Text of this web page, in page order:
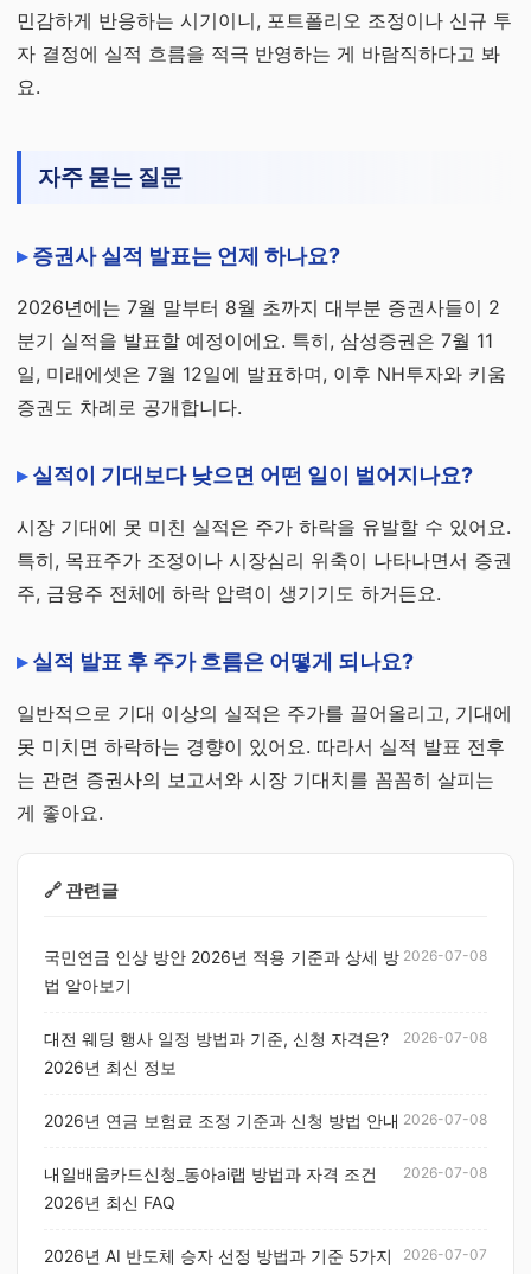
민감하게 반응하는 시기이니, 포트폴리오 조정이나 신규 투
자 결정에 실적 흐름을 적극 반영하는 게 바람직하다고 봐
요.
자주 묻는 질문
증권사 실적 발표는 언제 하나요?
2026년에는 7월 말부터 8월 초까지 대부분 증권사들이 2
분기 실적을 발표할 예정이에요. 특히, 삼성증권은 7월 11
일, 미래에셋은 7월 12일에 발표하며, 이후 NH투자와 키움
증권도 차례로 공개합니다.
실적이 기대보다 낮으면 어떤 일이 벌어지나요?
시장 기대에 못 미친 실적은 주가 하락을 유발할 수 있어요.
특히, 목표주가 조정이나 시장심리 위축이 나타나면서 증권
주, 금융주 전체에 하락 압력이 생기기도 하거든요.
실적 발표 후 주가 흐름은 어떻게 되나요?
일반적으로 기대 이상의 실적은 주가를 끌어올리고, 기대에
못 미치면 하락하는 경향이 있어요. 따라서 실적 발표 전후
는 관련 증권사의 보고서와 시장 기대치를 꼼꼼히 살피는
게 좋아요.
🔗 관련글
국민연금 인상 방안 2026년 적용 기준과 상세 방
법 알아보기
2026-07-08
대전 웨딩 행사 일정 방법과 기준, 신청 자격은?
2026년 최신 정보
2026-07-08
2026년 연금 보험료 조정 기준과 신청 방법 안내 2026-07-08
내일배움카드신청_동아ai랩 방법과 자격 조건
2026년 최신 FAQ
2026-07-08
2026년 AI 반도체 승자 선정 방법과 기준 5가지 2026-07-07